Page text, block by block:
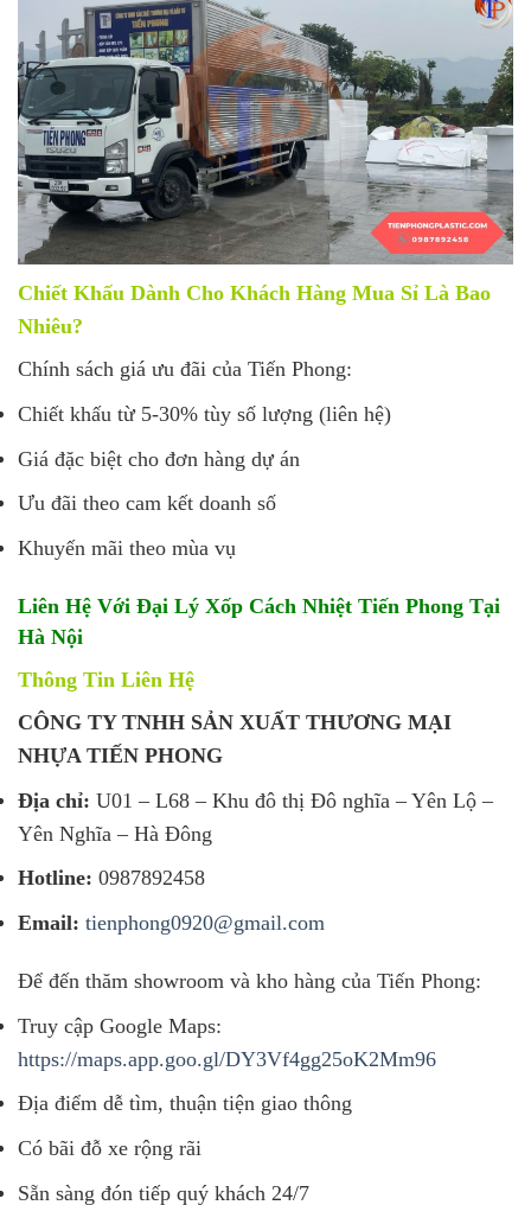
Chiết Khấu Dành Cho Khách Hàng Mua Sỉ Là Bao
Nhiêu?
Chính sách giá ưu đãi của Tiến Phong:
Chiết khấu từ 5-30% tùy số lượng (liên hệ)
Giá đặc biệt cho đơn hàng dự án
Ưu đãi theo cam kết doanh số
Khuyến mãi theo mùa vụ
Liên Hệ Với Đại Lý Xốp Cách Nhiệt Tiến Phong Tại
Hà Nội
Thông Tin Liên Hệ
CÔNG TY TNHH SẢN XUẤT THƯƠNG MẠI
NHỰA TIẾN PHONG
Địa chỉ: U01 – L68 – Khu đô thị Đô nghĩa – Yên Lộ –
Yên Nghĩa – Hà Đông
Hotline: 0987892458
Email: tienphong0920@gmail.com
Để đến thăm showroom và kho hàng của Tiến Phong:
Truy cập Google Maps:
https://maps.app.goo.gl/DY3Vf4gg25oK2Mm96
Địa điểm dễ tìm, thuận tiện giao thông
Có bãi đỗ xe rộng rãi
Sẵn sàng đón tiếp quý khách 24/7